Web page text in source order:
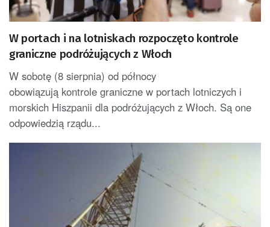
W portach i na lotniskach rozpoczęto kontrole
graniczne podróżujących z Włoch
W sobotę (8 sierpnia) od północy
obowiązują kontrole graniczne w portach lotniczych i
morskich Hiszpanii dla podróżujących z Włoch. Są one
odpowiedzią rządu...